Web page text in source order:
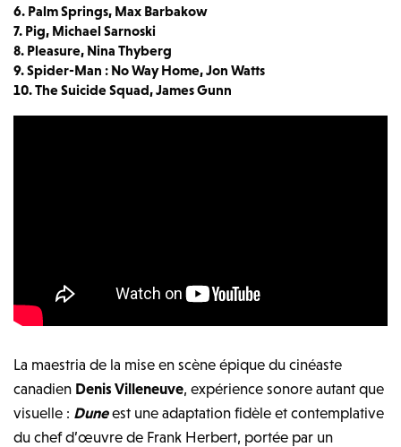
6. Palm Springs, Max Barbakow
7. Pig, Michael Sarnoski
8. Pleasure, Nina Thyberg
9. Spider-Man : No Way Home, Jon Watts
10. The Suicide Squad, James Gunn
La maestria de la mise en scène épique du cinéaste
canadien Denis Villeneuve, expérience sonore autant que
visuelle : Dune est une adaptation fidèle et contemplative
du chef d’œuvre de Frank Herbert, portée par un